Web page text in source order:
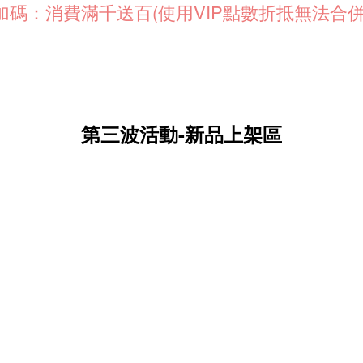
碼：消費滿千送百(使用VIP點數折抵無法合
第三波活動-新品上架區